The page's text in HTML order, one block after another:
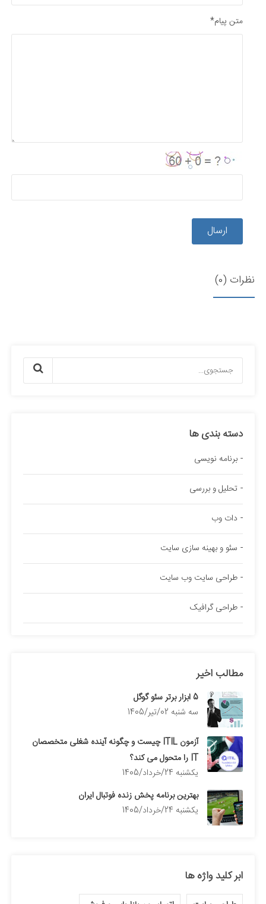
متن پیام*
ارسال
نظرات (0)
دسته بندی ها
برنامه نویسی
تحلیل و بررسی
دات وب
سئو و بهینه سازی سایت
طراحی سایت وب سایت
طراحی گرافیک
مطالب اخیر
5 ابزار برتر سئو گوگل
سه شنبه 02/تیر/1405
آزمون ITIL چیست و چگونه آینده شغلی متخصصان
IT را متحول می کند؟
يكشنبه 24/خرداد/1405
بهترین برنامه پخش زنده فوتبال ایران
يكشنبه 24/خرداد/1405
ابر کلید واژه ها